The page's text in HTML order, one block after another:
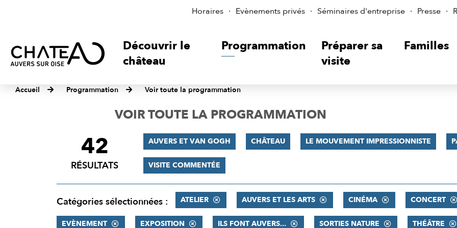
Horaires Evènements privés Séminaires d'entreprise Presse
Découvrir le
château
Programmation
Préparer sa
visite
Familles
Accueil Programmation Voir toute la programmation
VOIR TOUTE LA PROGRAMMATION
FILTRER
RÉSULTATS
42
RÉSULTATS
AUVERS ET VAN GOGH CHÂTEAU LE MOUVEMENT IMPRESSIONNISTE
VISITE COMMENTÉE
Catégories sélectionnées : ATELIER AUVERS ET LES ARTS CINÉMA CONCERT
EVÈNEMENT EXPOSITION ILS FONT AUVERS... SORTIES NATURE THÉÂTRE